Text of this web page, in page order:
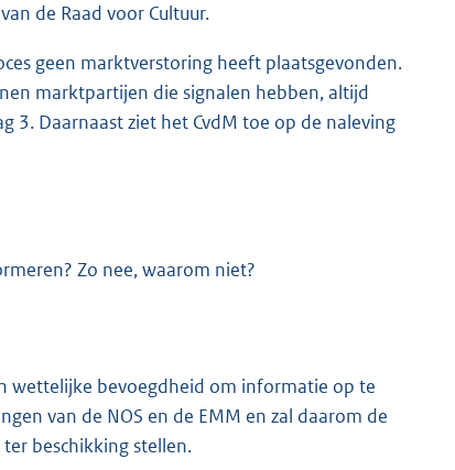
de Raad voor Cultuur.
geen marktverstoring heeft plaatsgevonden.
marktpartijen die signalen hebben, altijd
3. Daarnaast ziet het CvdM toe op de naleving
Zo nee, waarom niet?
wettelijke bevoegdheid om informatie op te
van de NOS en de EMM en zal daarom de
beschikking stellen.